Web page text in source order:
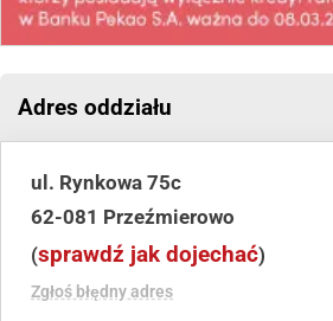
Adres oddziału
ul. Rynkowa 75c
62-081 Przeźmierowo
(sprawdź jak dojechać)
Zgłoś błędny adres